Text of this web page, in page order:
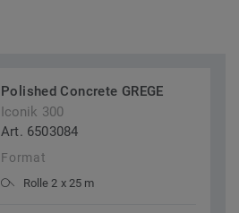
Polished Concrete GREGE
Iconik 300
Art. 6503084
Format
Rolle 2 x 25 m